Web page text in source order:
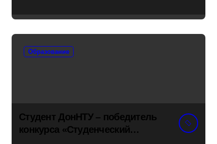
Образование
Студент ДонНТУ – победитель
конкурса «Студенческий